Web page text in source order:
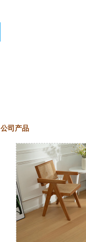
公司产品